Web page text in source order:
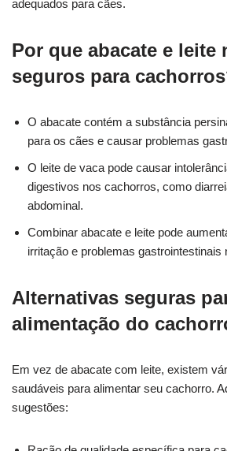
adequados para cães.
Por que abacate e leite
seguros para
O abacate contém a substância
para os cães e causar problemas
O leite de vaca pode causar
digestivos nos cachorros, como
abdominal.
Combinar abacate e leite pode
irritação e problemas gastrointestinais
Alternativas seguras
alimentação do
Em vez de abacate com leite, existem
saudáveis para alimentar seu cachorro.
sugestões: